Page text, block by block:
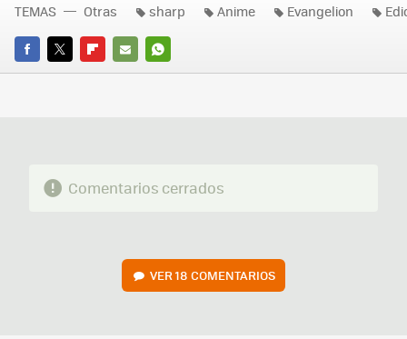
FACEBOOK
TWITTERFLIPBOARD
E-
WHATSAPP
TEMAS Otras sharp Anime Evangelion
Comentarios cerrados
VER18 COMENTARIOS